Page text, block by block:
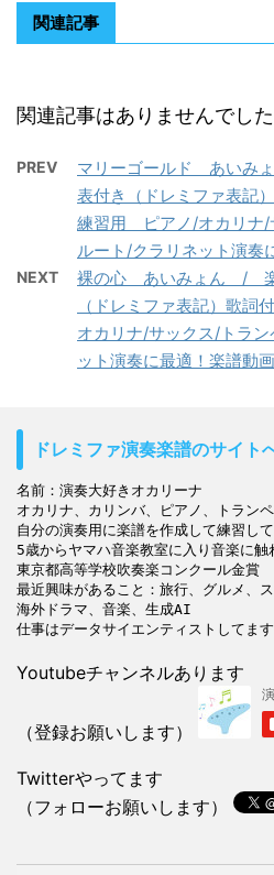
関連記事
関連記事はありませんでした
PREV
マリーゴールド あい
表付き（ドレミファ表
練習用 ピアノ/オカリナ/
ルート/クラリネット演奏
NEXT
裸の心 あいみょん /
（ドレミファ表記）歌
オカリナ/サックス/トラ
ット演奏に最適！楽譜動
ドレミファ演奏楽譜のサイト
名前：演奏大好きオカリーナ
オカリナ、カリンバ、ピアノ、トラン
自分の演奏用に楽譜を作成して練習し
5歳からヤマハ音楽教室に入り音楽に触
東京都高等学校吹奏楽コンクール金賞
最近興味があること：旅行、グルメ、ス
海外ドラマ、音楽、生成AI
Youtubeチャンネルあります
（登録お願いします）
Twitterやってます
（フォローお願いします）